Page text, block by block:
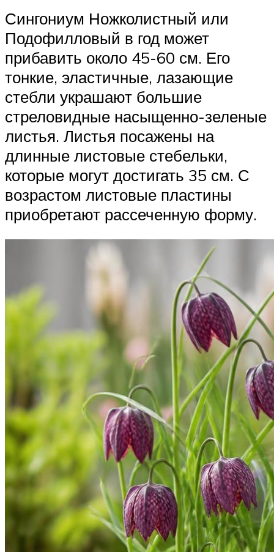
Сингониум Ножколистный или
Подофилловый в год может
прибавить около 45-60 см. Его
тонкие, эластичные, лазающие
стебли украшают большие
стреловидные насыщенно-зеленые
листья. Листья посажены на
длинные листовые стебельки,
которые могут достигать 35 см. С
возрастом листовые пластины
приобретают рассеченную форму.